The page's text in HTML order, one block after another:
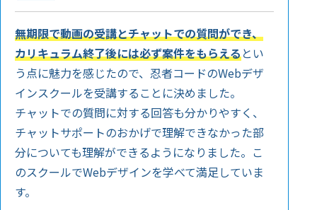
無期限で動画の受講とチャットでの質問ができ、
カリキュラム終了後には必ず案件をもらえるとい
う点に魅力を感じたので、忍者コードのWebデザ
インスクールを受講することに決めました。
チャットでの質問に対する回答も分かりやすく、
チャットサポートのおかげで理解できなかった部
分についても理解ができるようになりました。こ
のスクールでWebデザインを学べて満足していま
す。